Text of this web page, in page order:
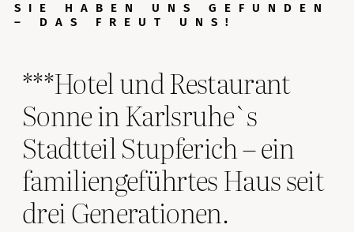
SIE HABEN UNS GEFUNDEN
– DAS FREUT UNS!
***Hotel und Restaurant
Sonne in Karlsruhe`s
Stadtteil Stupferich – ein
familiengeführtes Haus seit
drei Generationen.